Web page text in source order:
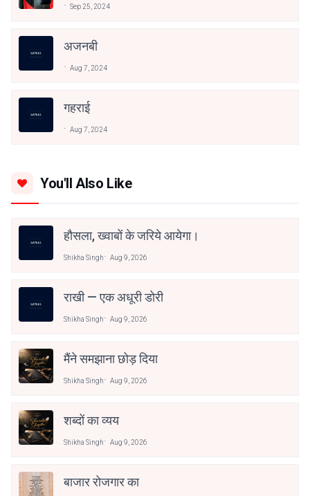
Sep 25, 2024
अजनबी
Aug 7, 2024
गहराई
Aug 7, 2024
You'll Also Like
हौसला, ख्वाबों के जरिये आयेगा।
Shikha Singh Aug 9, 2026
राखी — एक अधूरी डोरी
Shikha Singh Aug 9, 2026
मैंने समझाना छोड़ दिया
Shikha Singh Aug 9, 2026
शब्दों का व्यय
Shikha Singh Aug 9, 2026
बाजार रोजगार का